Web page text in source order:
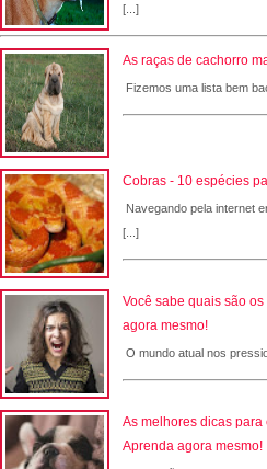
[...]
As raças de cachorro
Fizemos uma lista bem
Cobras - 10 espécies
Navegando pela internet
[...]
Você sabe quais são
agora mesmo!
O mundo atual nos
As melhores dicas
Aprenda agora mesmo!